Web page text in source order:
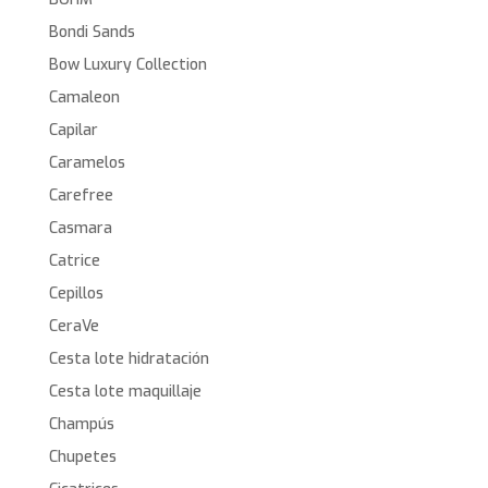
Bondi Sands
Bow Luxury Collection
Camaleon
Capilar
Caramelos
Carefree
Casmara
Catrice
Cepillos
CeraVe
Cesta lote hidratación
Cesta lote maquillaje
Champús
Chupetes